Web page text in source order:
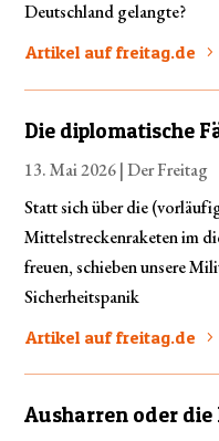
Deutschland gelangte?
Artikel auf freitag.de
Die diplomatische
13. Mai 2026 |Der Freitag
Statt sich über die
Mittelstreckenraketen im
freuen, schieben unsere
Sicherheitspanik
Artikel auf freitag.de
Ausharren oder die